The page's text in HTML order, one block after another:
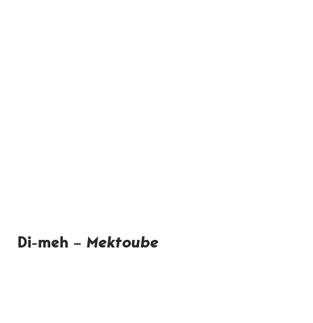
Di-meh – Mektoube